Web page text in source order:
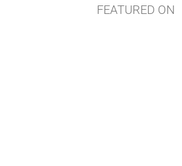
FEATURED ON